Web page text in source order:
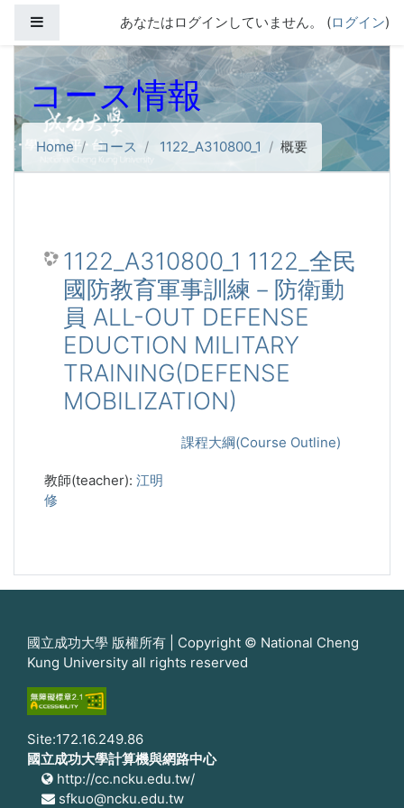
サイドパネルあなたはログインしていません。 (ログイン)
コース情報
Home コース 1122_A310800_1 概要
1122_A310800_1 1122_全民
國防教育軍事訓練－防衛動
員 ALL-OUT DEFENSE
EDUCTION MILITARY
TRAINING(DEFENSE
MOBILIZATION)
課程大綱(Course Outline)
教師(teacher): 江明
修
國立成功大學 版權所有 | Copyright © National Cheng
Kung University all rights reserved
Site:172.16.249.86
國立成功大學計算機與網路中心
http://cc.ncku.edu.tw/
sfkuo@ncku.edu.tw